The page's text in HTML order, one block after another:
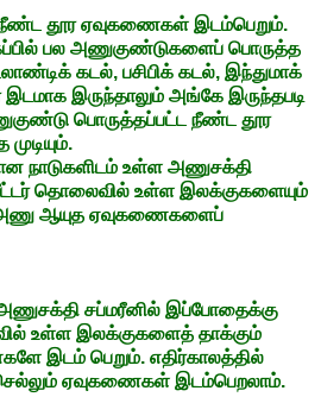
தூர ஏவுகணைகள் இடம்பெறும்.
பல அணுகுண்டுகளைப் பொருத்த
கடல், பசிபிக் கடல், இந்துமாக்
இருந்தாலும் அங்கே இருந்தபடி
பொருத்தப்பட்ட நீண்ட தூர
நாடுகளிடம் உள்ள அணுசக்தி
தொலைவில் உள்ள இலக்குகளையும்
ஆயுத ஏவுகணைகளைப்
அணுசக்தி சப்மரீனில் இப்போதைக்கு
உள்ள இலக்குகளைத் தாக்கும்
இடம் பெறும். எதிர்காலத்தில்
ஏவுகணைகள் இடம்பெறலாம்.